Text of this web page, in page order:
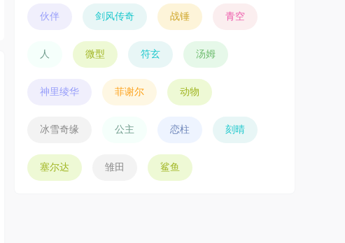
伙伴 剑风传奇 战锤 青空
人 微型 符玄 汤姆
神里绫华 菲谢尔 动物
冰雪奇缘 公主 恋柱 刻晴
塞尔达 雏田 鲨鱼